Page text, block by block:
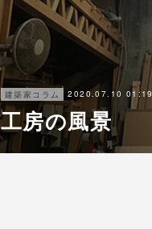
建築家コラム 2020.07.10 01:19
工房の風景